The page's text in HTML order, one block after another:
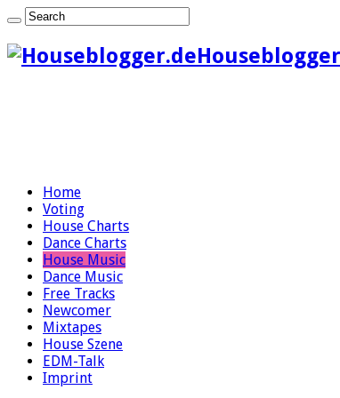
Home
Voting
House Charts
Dance Charts
House Music
Dance Music
Free Tracks
Newcomer
Mixtapes
House Szene
EDM-Talk
Imprint